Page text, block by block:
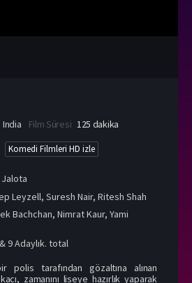
India Film Süresi 125 dakika
Komedi Filmleri HD izle
Jalota
Leyzell, Suresh Nair, Ritesh Shah
Bachchan, Nimrat Kaur, Yami
9 Adaylık. total
tarafından gözaltına alınan
zamanını liseye hazırlık yaparak